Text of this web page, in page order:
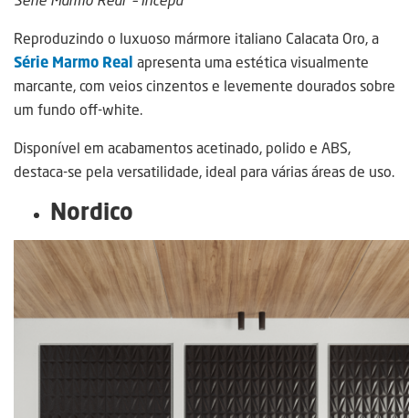
Reproduzindo o luxuoso mármore italiano Calacata Oro, a
Série Marmo Real apresenta uma estética visualmente
marcante, com veios cinzentos e levemente dourados sobre
um fundo off-white.
Disponível em acabamentos acetinado, polido e ABS,
destaca-se pela versatilidade, ideal para várias áreas de uso.
Nordico